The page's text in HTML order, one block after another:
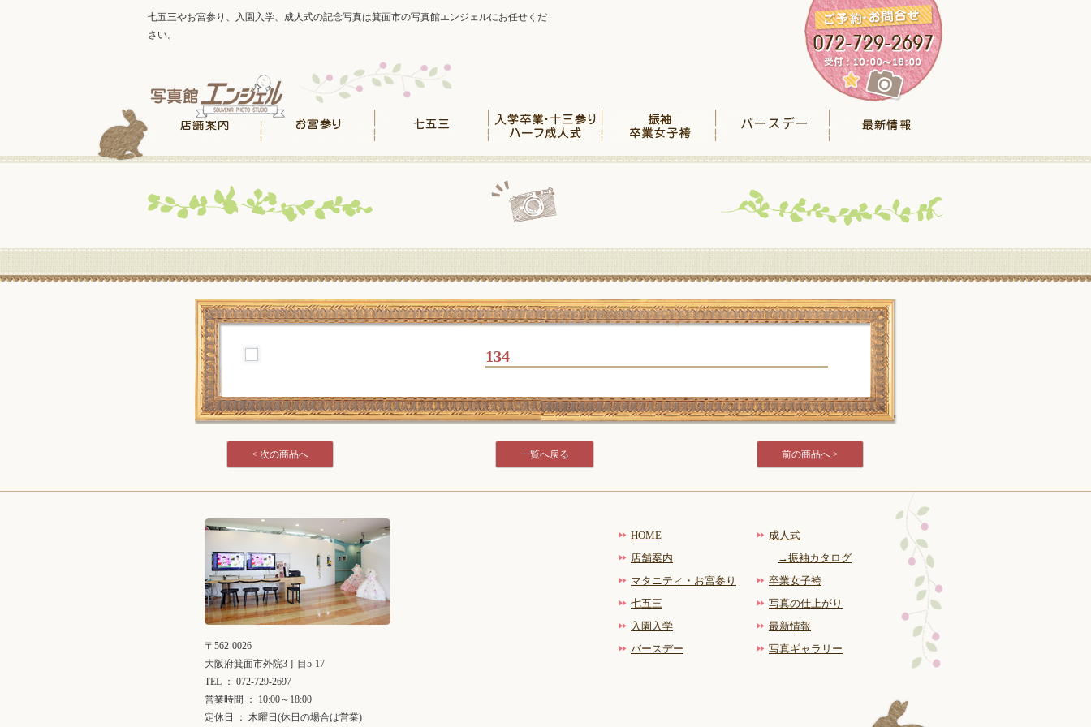
七五三やお宮参り、入園入学、成人式の記念写真は箕面市の写真館エンジェルにお任せくだ
さい。
134
< 次の商品へ 一覧へ戻る 前の商品へ >
〒562-0026
大阪府箕面市外院3丁目5-17
TEL ： 072-729-2697
営業時間 ： 10:00～18:00
定休日 ： 木曜日(休日の場合は営業)
HOME
店舗案内
マタニティ・お宮参り
七五三
入園入学
バースデー
成人式
→振袖カタログ
卒業女子袴
写真の仕上がり
最新情報
写真ギャラリー